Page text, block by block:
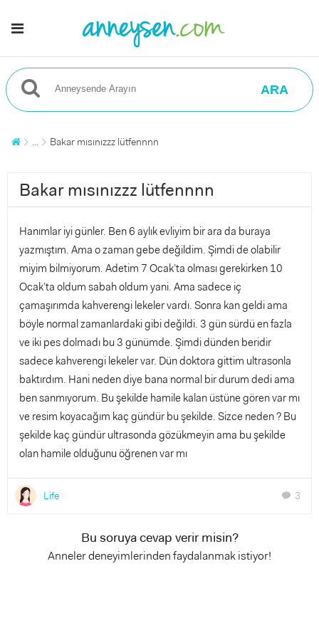
ARA
... Bakar mısınızzz lütfennnn
Bakar mısınızzz lütfennnn
Hanımlar iyi günler. Ben 6 aylık evliyim bir ara da buraya
yazmıştım. Ama o zaman gebe değildim. Şimdi de olabilir
miyim bilmiyorum. Adetim 7 Ocak’ta olması gerekirken 10
Ocak’ta oldum sabah oldum yani. Ama sadece iç
çamaşırımda kahverengi lekeler vardı. Sonra kan geldi ama
böyle normal zamanlardaki gibi değildi. 3 gün sürdü en fazla
ve iki pes dolmadı bu 3 günümde. Şimdi dünden beridir
sadece kahverengi lekeler var. Dün doktora gittim ultrasonla
baktırdım. Hani neden diye bana normal bir durum dedi ama
ben sanmıyorum. Bu şekilde hamile kalan üstüne gören var mı
ve resim koyacağım kaç gündür bu şekilde. Sizce neden ? Bu
şekilde kaç gündür ultrasonda gözükmeyin ama bu şekilde
olan hamile olduğunu öğrenen var mı
Life chat 3
Bu soruya cevap verir misin?
Anneler deneyimlerinden faydalanmak istiyor!